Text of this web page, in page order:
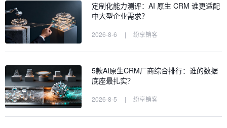
定制化能力测评：AI 原生 CRM 谁更适配
中大型企业需求？
2026-8-6 | 纷享销客
5款AI原生CRM厂商综合排行：谁的数据
底座最扎实？
2026-8-5 | 纷享销客